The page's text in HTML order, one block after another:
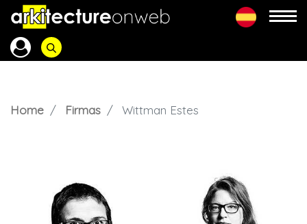
Home Firmas Wittman Estes